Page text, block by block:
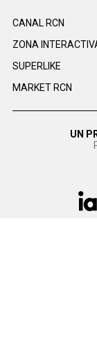
CANAL RCN
ZONA
SUPERLIKE
MARKET RCN
UN